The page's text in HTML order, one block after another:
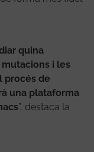
quina
i les
procés de
una plataforma
”, destaca la